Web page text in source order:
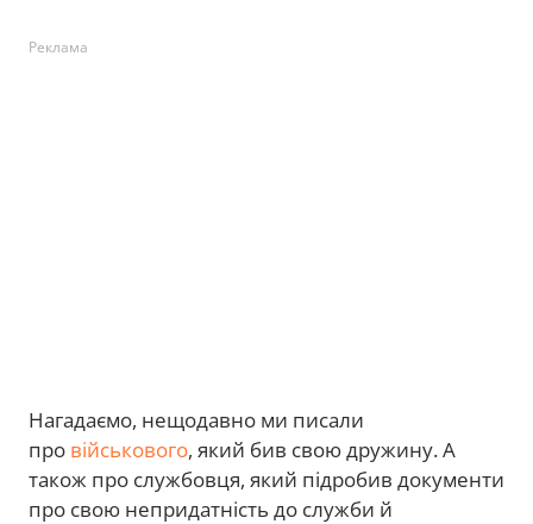
Реклама
Нагадаємо, нещодавно ми писали
про військового, який бив свою дружину. А
також про службовця, який підробив документи
про свою непридатність до служби й